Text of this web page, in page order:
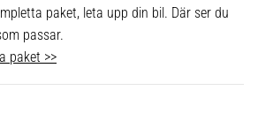
paket, leta upp din bil. Där ser du
passar.
paket >>